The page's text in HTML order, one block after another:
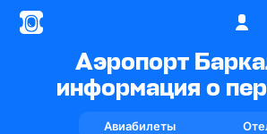
Аэропорт
информация о
Авиабилеты